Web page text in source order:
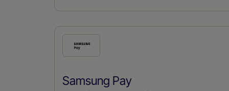
autorización locales, disfrutar de comisiones más bajas
Samsung Pay